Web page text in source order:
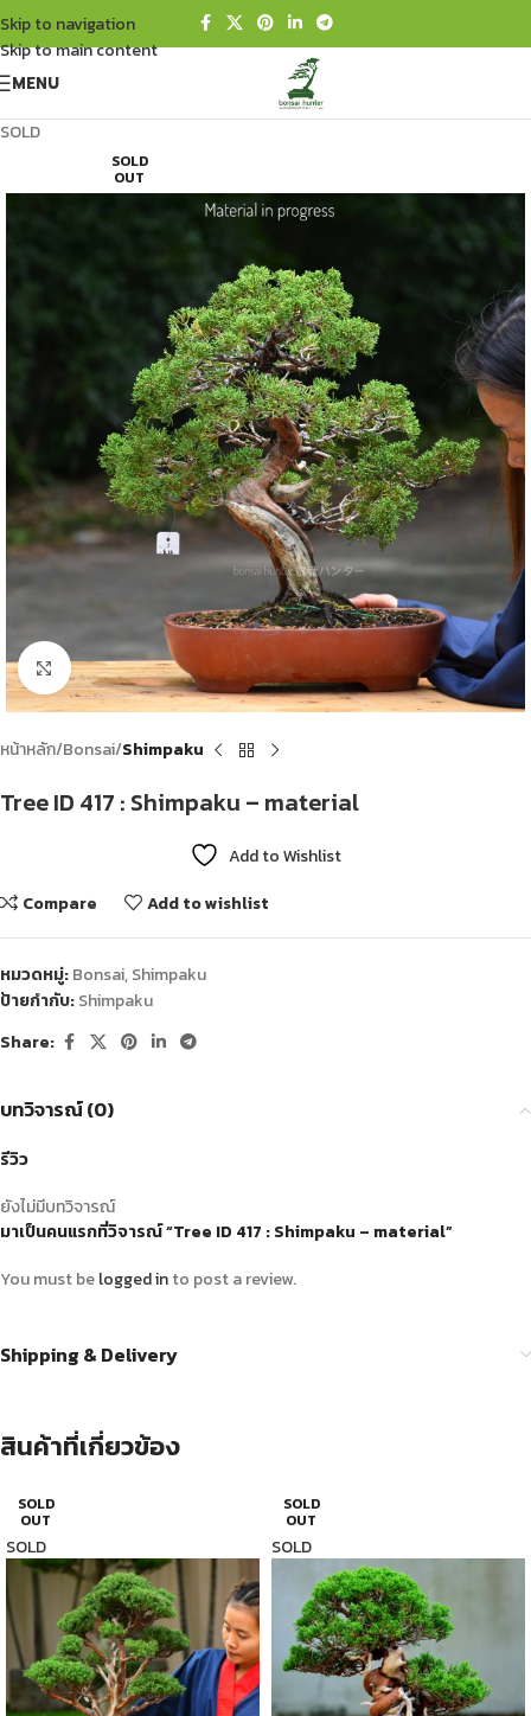
Skip to navigation
Skip to main content
MENU
SOLD
SOLD
OUT
Click to enlarge
หน้าหลัก Bonsai Shimpaku
Tree ID 417 : Shimpaku – material
Add to Wishlist
Compare
Add to wishlist
หมวดหมู่:Bonsai,Shimpaku
ป้ายกำกับ:Shimpaku
Share:
บทวิจารณ์ (0)
รีวิว
ยังไม่มีบทวิจารณ์
มาเป็นคนแรกที่วิจารณ์ “Tree ID 417 : Shimpaku – material”
You must belogged into post a review.
Shipping & Delivery
สินค้าที่เกี่ยวข้อง
SOLD
OUT
SOLD
SOLD
OUT
SOLD